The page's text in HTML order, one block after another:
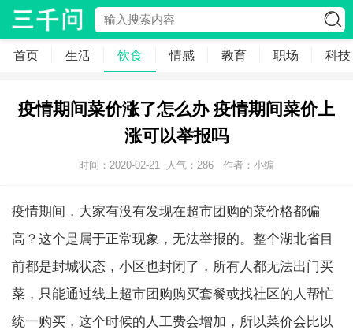
首页 生活 饮食 情感 教育 职场 科技
疫情期间菜价涨了怎么办 疫情期间菜价上
涨可以举报吗
时间：2020-02-21 人气： 286 作者：小编
疫情期间，大家有没有发现在超市团购的菜价格都偏
高？这个是属于正常现象，无法举报的。整个湖北省目
前都是封城状态，小区也封闭了，所有人都无法出门买
菜，只能通过线上超市团购购买套餐或找社区的人帮忙
统一购买，这个时候的人工费会增加，所以菜价会比以